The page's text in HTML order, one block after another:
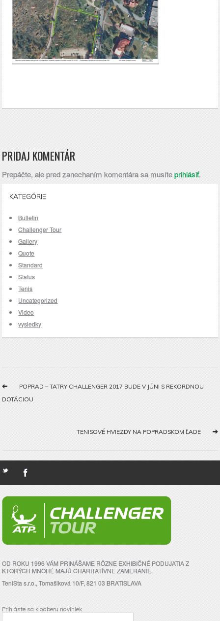
PRIDAJ KOMENTÁR
Prepáčte, ale pred zanechaním komentára sa musíteprihlásiť.
KATEGÓRIE
Bulletin
Challenger Tour
Gallery
Quote
Standard
Status
Tenis
Uncategorized
Video
vysledky
POPRAD – TATRY CHALLENGER 2017 BUDE V JÚNI S REKORDNOU
DOTÁCIOU
TENISOVÉ HVIEZDY NA POPRADSKOM ĽADE
OD ROKU 1996 VÁM PRINÁŠAME RÔZNE EXHIBIČNÉ PODUJATIA Z
KTORÝCH MNOHÉ MAJÚ CHARITATÍVNE ZAMERANIE.
TeniSta s.r.o., Tomašiková 10/F, 821 03 BRATISLAVA
Prihláste sa k odberu noviniek